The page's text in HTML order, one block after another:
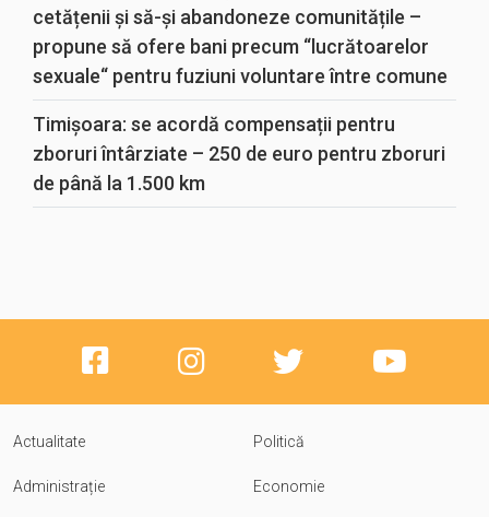
cetățenii și să-și abandoneze comunitățile –
propune să ofere bani precum “lucrătoarelor
sexuale“ pentru fuziuni voluntare între comune
Timișoara: se acordă compensații pentru
zboruri întârziate – 250 de euro pentru zboruri
de până la 1.500 km
Actualitate Politică
Administrație Economie